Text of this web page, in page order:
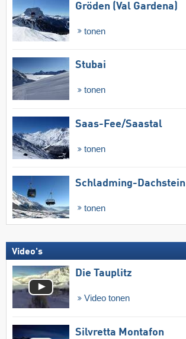
Gröden (Val Gardena)
tonen
Stubai
tonen
Saas-Fee/​Saastal
tonen
Schladming-Dachstein
tonen
Video's
Die Tauplitz
Video tonen
Silvretta Montafon